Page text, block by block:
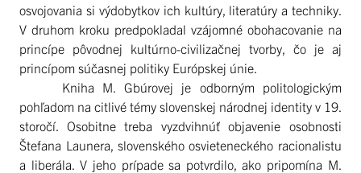
osvojovania si výdobytkov ich kultúry, literatúry a techniky.
V druhom kroku predpokladal vzájomné obohacovanie na
princípe pôvodnej kultúrno-civilizačnej tvorby, čo je aj
princípom súčasnej politiky Európskej únie.
Kniha M. Gbúrovej je odborným politologickým
pohľadom na citlivé témy slovenskej národnej identity v 19.
storočí. Osobitne treba vyzdvihnúť objavenie osobnosti
Štefana Launera, slovenského osvieteneckého racionalistu
a liberála. V jeho prípade sa potvrdilo, ako pripomína M.